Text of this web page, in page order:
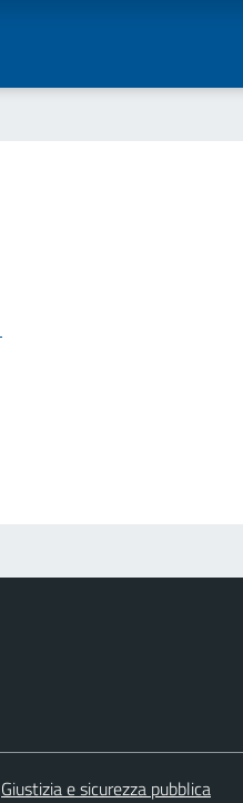
Giustizia e sicurezza pubblica